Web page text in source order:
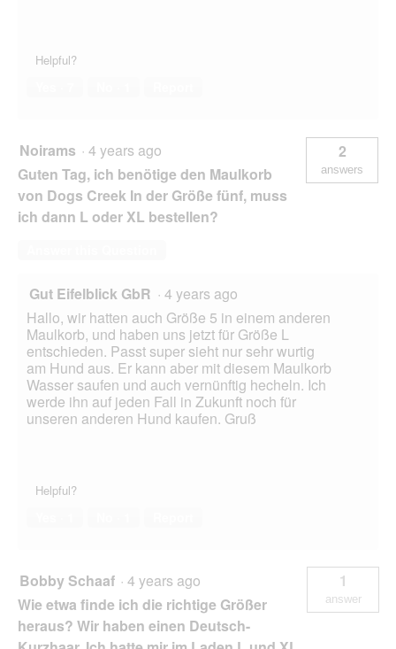
Helpful?
Noirams · 4 years ago
Guten Tag, ich benötige den Maulkorb
von Dogs Creek In der Größe fünf, muss
ich dann L oder XL bestellen?
2
answers
Gut Eifelblick GbR · 4 years ago
Hallo, wir hatten auch Größe 5 in einem anderen
Maulkorb, und haben uns jetzt für Größe L
entschieden. Passt super sieht nur sehr wurtig
am Hund aus. Er kann aber mit diesem Maulkorb
Wasser saufen und auch vernünftig hecheln. Ich
werde ihn auf jeden Fall in Zukunft noch für
unseren anderen Hund kaufen. Gruß
Helpful?
Bobby Schaaf · 4 years ago
Wie etwa finde ich die richtige Größer
heraus? Wir haben einen Deutsch-
1
answer